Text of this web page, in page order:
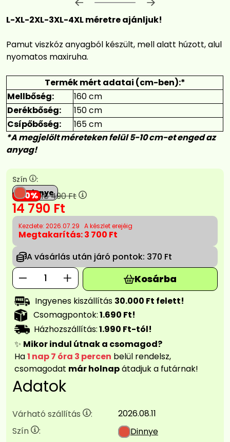
Előrehaladás:
L-XL-2XL-3XL-4XL méretre ajánljuk!
Pamut viszkóz anyagból készült, mell alatt húzott, alul
nyomatos maxiruha.
Termék mért adatai (cm-ben):*
Mellbőség:
160 cm
Derékbőség:
150 cm
Csípőbőség:
165 cm
*A megjelölt méreteken felül 5-10 cm-et enged az
anyag!
Szín
:
Dinnye
20 18 490Ft
14 790 Ft
Kezdete: 2026.07.29 A készlet erejéig
Megtakarítás:3 700 Ft
A vásárlás után járó pontok: 370 Ft
Kosárba
Ingyenes kiszállítás 30.000 Ft felett!
Csomagpontok:1.690 Ft!
Házhozszállítás:1.990 Ft-tól!
✨ Mikor indul útnak a csomagod?
Ha1 nap 7 óra 3 percen belül rendelsz,
csomagodat már holnapátadjuk a futárnak!
Adatok
Várható szállítás :
2026.08.11
Szín
: Dinnye